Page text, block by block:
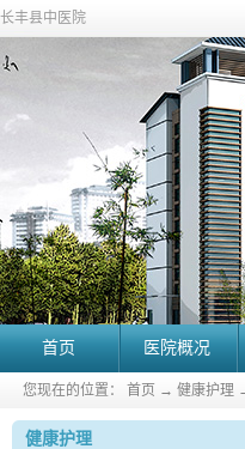
长丰县中医院
首页 医院概况
您现在的位置： 首页 → 健康护理
健康护理